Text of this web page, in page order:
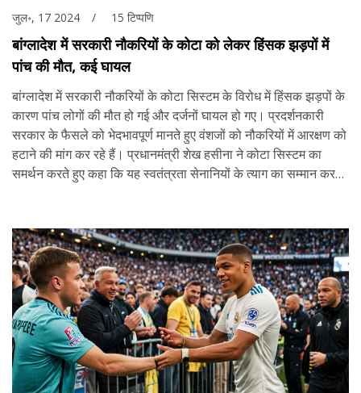
जुल॰, 17 2024 15 टिप्पणि
बांग्लादेश में सरकारी नौकरियों के कोटा को लेकर हिंसक झड़पों में
पांच की मौत, कई घायल
बांग्लादेश में सरकारी नौकरियों के कोटा सिस्टम के विरोध में हिंसक झड़पों के
कारण पांच लोगों की मौत हो गई और दर्जनों घायल हो गए। प्रदर्शनकारी
सरकार के फैसले को भेदभावपूर्ण मानते हुए वंशजों को नौकरियों में आरक्षण को
हटाने की मांग कर रहे हैं। प्रधानमंत्री शेख हसीना ने कोटा सिस्टम का
समर्थन करते हुए कहा कि यह स्वतंत्रता सेनानियों के त्याग का सम्मान करता